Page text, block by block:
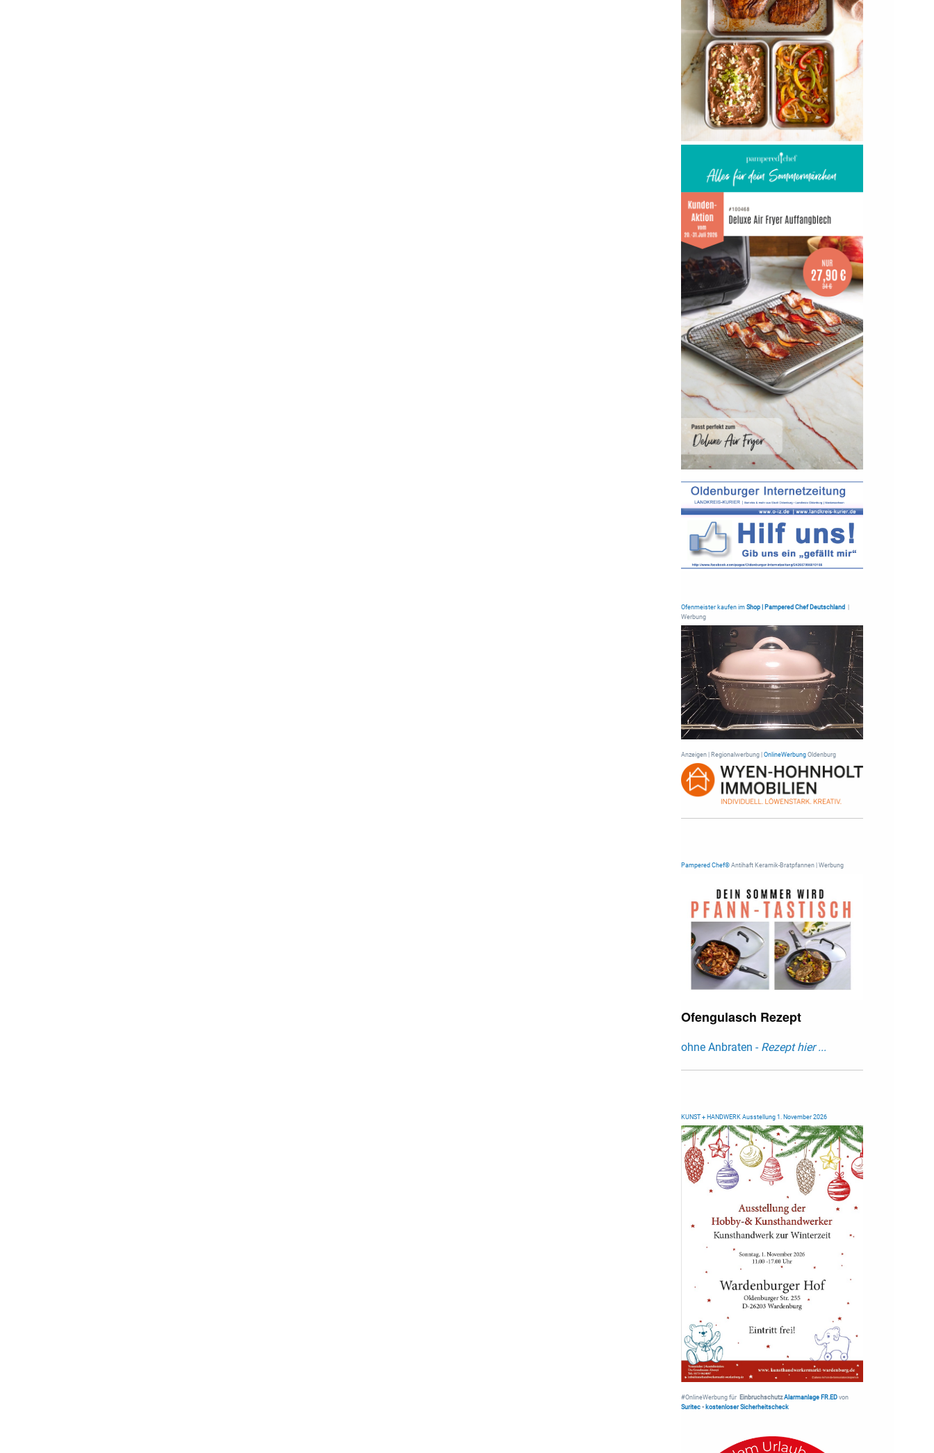
Ofenmeister kaufen im Shop | Pampered Chef Deutschland
Werbung
Anzeigen | Regionalwerbung | OnlineWerbungOldenburg
Pampered Chef®Antihaft Keramik-Bratpfannen | Werbung
Ofengulasch Rezept
ohne Anbraten - Rezept hier ...
KUNST + HANDWERK Ausstellung 1. November 2026
#OnlineWerbung für Einbruchschutz Alarmanlage FR.ED von
Suritec• kostenloser Sicherheitscheck